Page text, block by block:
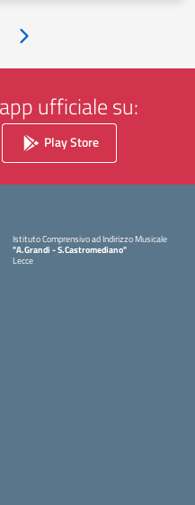
Pagina successiva
ufficiale su:
Play Store
Istituto Comprensivo ad Indirizzo Musicale
"A.Grandi - S.Castromediano"
Lecce